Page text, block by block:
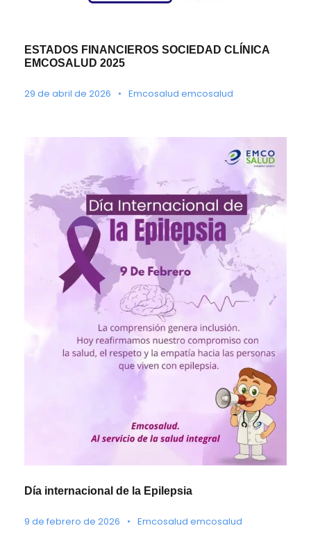
ESTADOS FINANCIEROS SOCIEDAD CLÍNICA
EMCOSALUD 2025
29 de abril de 2026 • Emcosalud emcosalud
Día internacional de la Epilepsia
9 de febrero de 2026 • Emcosalud emcosalud